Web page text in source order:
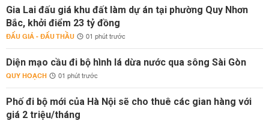
Gia Lai đấu giá khu đất làm dự án tại phường Quy Nhơn
Bắc, khởi điểm 23 tỷ đồng
ĐẤU GIÁ - ĐẤU THẦU 01 phút trước
Diện mạo cầu đi bộ hình lá dừa nước qua sông Sài Gòn
QUY HOẠCH 01 phút trước
Phố đi bộ mới của Hà Nội sẽ cho thuê các gian hàng với
giá 2 triệu/tháng